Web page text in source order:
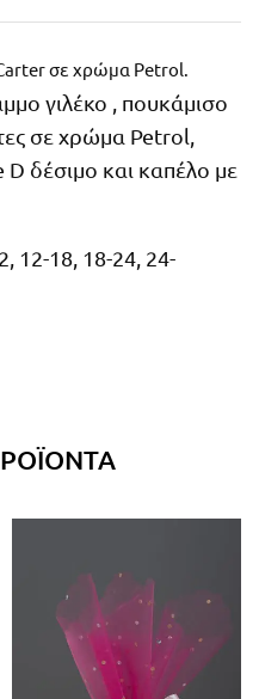
σε χρώμα Petrol.
γιλέκο , πουκάμισο
σε χρώμα Petrol,
D δέσιμο και καπέλο με
12-18, 18-24, 24-